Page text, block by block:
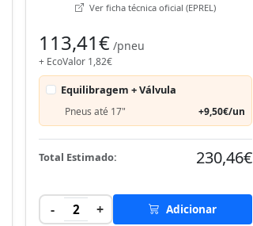
Ver ficha técnica oficial (EPREL)
113,41€ /pneu
+ EcoValor 1,82€
Equilibragem + Válvula
Pneus até 17" +9,50€/un
Total Estimado: 230,46€
- 2 + Adicionar